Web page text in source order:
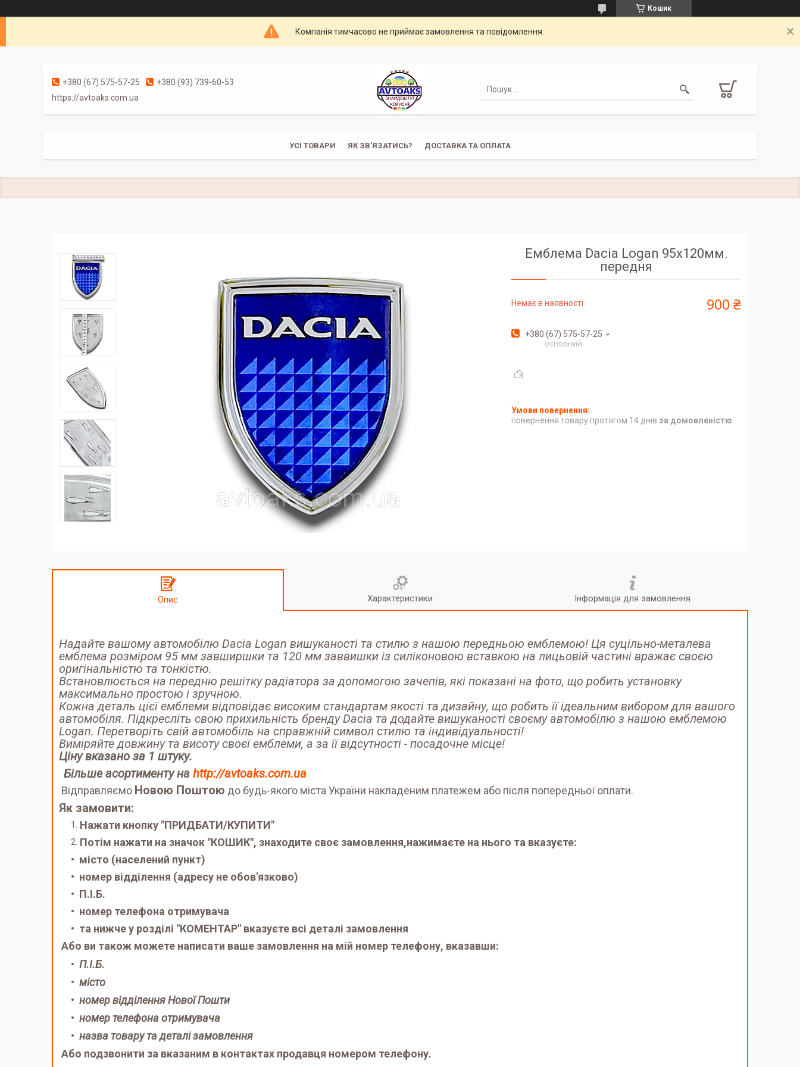
Кошик
Компанія тимчасово не приймає замовлення та повідомлення.
+380 (67) 575-57-25
+380 (93) 739-60-53
https://avtoaks.com.ua
УСІ ТОВАРИ ЯК ЗВ'ЯЗАТИСЬ? ДОСТАВКА ТА ОПЛАТА
Емблема Dacia Logan 95х120мм.
передня
Немає в наявності 900 ₴
+380 (67) 575-57-25
основний
повернення товару протягом 14 днів за домовленістю
Опис Характеристики Інформація для замовлення
Надайте вашому автомобілю Dacia Logan вишуканості та стилю з нашою передньою емблемою! Ця суцільно-металева
емблема розміром 95 мм завширшки та 120 мм заввишки із силіконовою вставкою на лицьовій частині вражає своєю
оригінальністю та тонкістю.
Встановлюється на передню решітку радіатора за допомогою зачепів, які показані на фото, що робить установку
максимально простою і зручною.
Кожна деталь цієї емблеми відповідає високим стандартам якості та дизайну, що робить її ідеальним вибором для вашого
автомобіля. Підкресліть свою прихильність бренду Dacia та додайте вишуканості своєму автомобілю з нашою емблемою
Logan. Перетворіть свій автомобіль на справжній символ стилю та індивідуальності!
Виміряйте довжину та висоту своєї емблеми, а за її відсутності - посадочне місце!
Ціну вказано за 1 штуку.
Більше асортименту на http://avtoaks.com.ua
Відправляємо Новою Поштою до будь-якого міста України накладеним платежем або після попередньої оплати.
Як замовити:
Нажати кнопку "ПРИДБАТИ/КУПИТИ"
Потім нажати на значок "КОШИК", знаходите своє замовлення,нажимаєте на нього та вказуєте:
місто (населений пункт)
номер відділення (адресу не обов'язково)
П.І.Б.
номер телефона отримувача
та нижче у розділі "КОМЕНТАР" вказуєте всі деталі замовлення
Або ви також можете написати ваше замовлення на мій номер телефону, вказавши:
П.І.Б.
місто
номер відділення Нової Пошти
номер телефона отримувача
назва товару та деталі замовлення
Або подзвонити за вказаним в контактах продавця номером телефону.